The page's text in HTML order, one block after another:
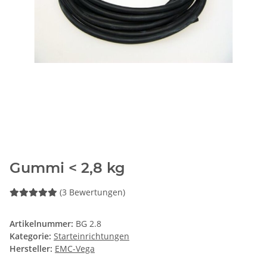
Gummi < 2,8 kg
(3 Bewertungen)
Artikelnummer: BG 2.8
Kategorie: Starteinrichtungen
Hersteller: EMC-Vega